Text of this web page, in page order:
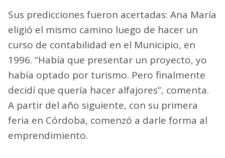
Sus predicciones fueron acertadas: Ana María
eligió el mismo camino luego de hacer un
curso de contabilidad en el Municipio, en
1996. “Había que presentar un proyecto, yo
había optado por turismo. Pero finalmente
decidí que quería hacer alfajores”, comenta.
A partir del año siguiente, con su primera
feria en Córdoba, comenzó a darle forma al
emprendimiento.